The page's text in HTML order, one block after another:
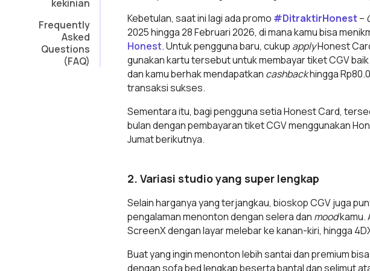
kekinian
Frequently
Asked
Questions
(FAQ)
Kebetulan, saat ini lagi ada promo #DitraktirHonest–
2025 hingga 28 Februari 2026, di mana kamu bisa
Honest. Untuk pengguna baru, cukup applyHonest
gunakan kartu tersebut untuk membayar tiket CGV baik
dan kamu berhak mendapatkan cashbackhingga
transaksi sukses.
Sementara itu, bagi pengguna setia Honest Card,
bulan dengan pembayaran tiket CGV menggunakan
Jumat berikutnya.
2. Variasi studio yang super lengkap
Selain harganya yang terjangkau, bioskop CGV juga
pengalaman menonton dengan selera dan moodkamu.
ScreenX dengan layar melebar ke kanan-kiri, hingga
Buat yang ingin menonton lebih santai dan premium
dengan sofa bed lengkap beserta bantal dan selimut